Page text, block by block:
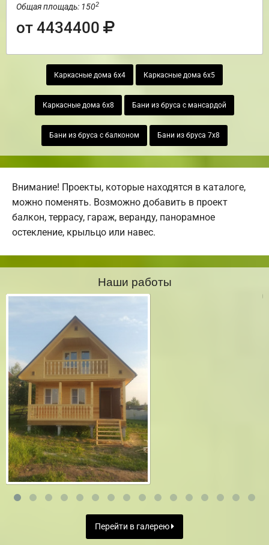
Общая площадь: 1502
от 4434400
Каркасные дома 6х4 Каркасные дома 6х5
Каркасные дома 6х8 Бани из бруса с мансардой
Бани из бруса с балконом Бани из бруса 7х8
Внимание! Проекты, которые находятся в каталоге,
можно поменять. Возможно добавить в проект
балкон, террасу, гараж, веранду, панорамное
остекление, крыльцо или навес.
Наши работы
Перейти в галерею